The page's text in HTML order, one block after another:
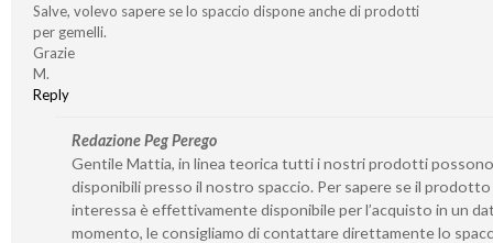
Salve, volevo sapere se lo spaccio dispone anche di prodotti
per gemelli.
Grazie
M.
Reply
Redazione Peg Perego
Gentile Mattia, in linea teorica tutti i nostri prodotti
disponibili presso il nostro spaccio. Per sapere se il prodotto
interessa è effettivamente disponibile per l’acquisto in un
momento, le consigliamo di contattare direttamente lo